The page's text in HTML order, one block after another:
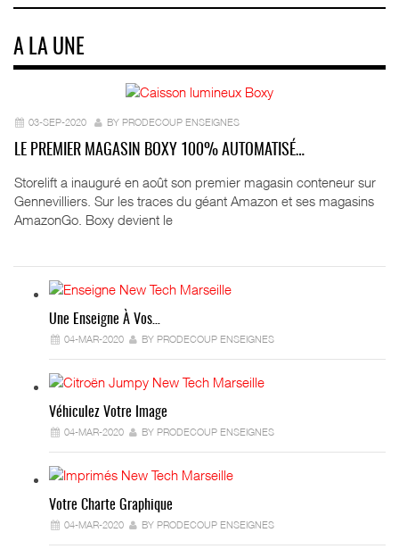
A LA UNE
03-SEP-2020 BY PRODECOUP ENSEIGNES
LE PREMIER MAGASIN BOXY 100% AUTOMATISÉ…
Storelift a inauguré en août son premier magasin conteneur sur
Gennevilliers. Sur les traces du géant Amazon et ses magasins
AmazonGo. Boxy devient le
Une Enseigne À Vos…
04-MAR-2020 BY PRODECOUP ENSEIGNES
Véhiculez Votre Image
04-MAR-2020 BY PRODECOUP ENSEIGNES
Votre Charte Graphique
04-MAR-2020 BY PRODECOUP ENSEIGNES